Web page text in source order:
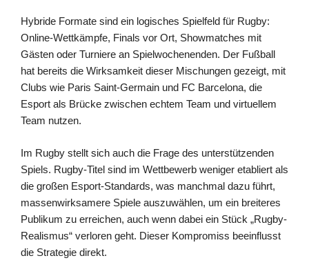
Hybride Formate sind ein logisches Spielfeld für Rugby:
Online-Wettkämpfe, Finals vor Ort, Showmatches mit
Gästen oder Turniere an Spielwochenenden. Der Fußball
hat bereits die Wirksamkeit dieser Mischungen gezeigt, mit
Clubs wie Paris Saint-Germain und FC Barcelona, die
Esport als Brücke zwischen echtem Team und virtuellem
Team nutzen.
Im Rugby stellt sich auch die Frage des unterstützenden
Spiels. Rugby-Titel sind im Wettbewerb weniger etabliert als
die großen Esport-Standards, was manchmal dazu führt,
massenwirksamere Spiele auszuwählen, um ein breiteres
Publikum zu erreichen, auch wenn dabei ein Stück „Rugby-
Realismus“ verloren geht. Dieser Kompromiss beeinflusst
die Strategie direkt.